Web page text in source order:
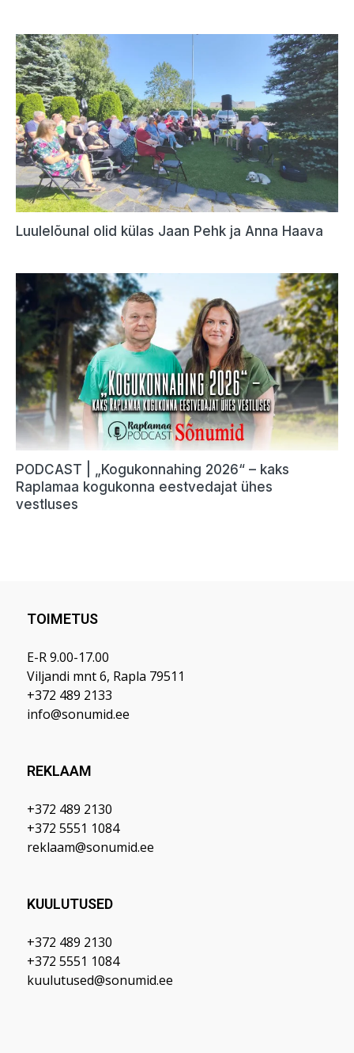
TOIMETUS
E-R 9.00-17.00
Viljandi mnt 6, Rapla 79511
+372 489 2133
info@sonumid.ee
REKLAAM
+372 489 2130
+372 5551 1084
reklaam@sonumid.ee
KUULUTUSED
+372 489 2130
+372 5551 1084
kuulutused@sonumid.ee